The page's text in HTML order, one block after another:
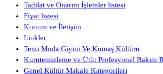
Tadilat ve Onarım İşlemler listesi
Fiyat listesi
Konum ve İletişim
Linkler
Terzi Moda Giyim Ve Kumaş Kültürü
Kurutemizleme ve Ütü: Profesyonel Bakım
Genel Kültür Makale Kategorileri